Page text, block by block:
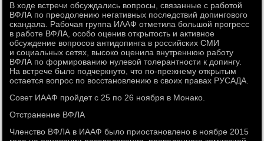
В ходе встречи обсуждались вопросы, связанные с работой
ВФЛА по преодолению негативных последствий допингового
скандала. Рабочая группа ИААФ отметила большой прогресс
в работе ВФЛА, особо оценив открытость и активное
обсуждение вопросов антидопинга в российских СМИ
и социальных сетях, высоко оценила внутреннюю работу
ВФЛА по формированию нулевой толерантности к допингу.
На встрече было подчеркнуто, что по-прежнему открытым
остается вопрос по восстановлению в своих правах РУСАДА.
Совет ИААФ пройдет с 25 по 26 ноября в Монако.
Отстранение ВФЛА
Членство ВФЛА в ИААФ было приостановлено в ноябре 2015